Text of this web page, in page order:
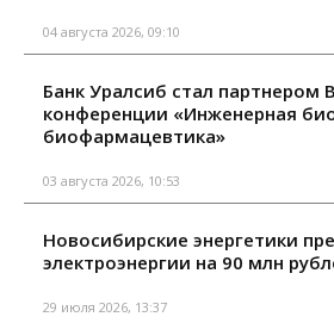
04 августа 2026, 09:10
Банк Уралсиб стал партнером
конференции «Инженерная
биофармацевтика»
03 августа 2026, 10:53
Новосибирские энергетики
электроэнергии на 90 млн
29 июля 2026, 13:37